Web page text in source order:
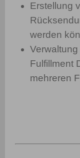
Erstellung
werden
Fulfillment
mehreren